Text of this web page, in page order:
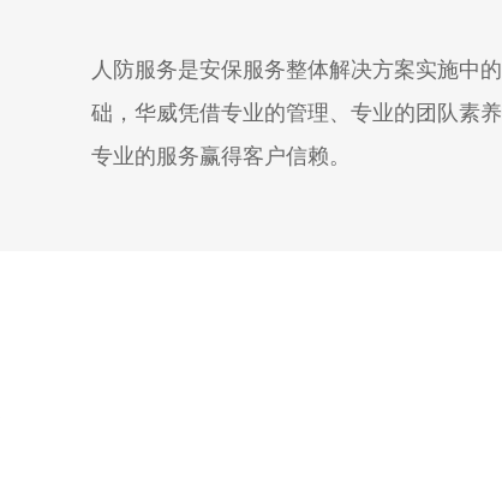
人防服务是安保服务整体解决方案实施中
础，华威凭借专业的管理、专业的团队素
专业的服务赢得客户信赖。